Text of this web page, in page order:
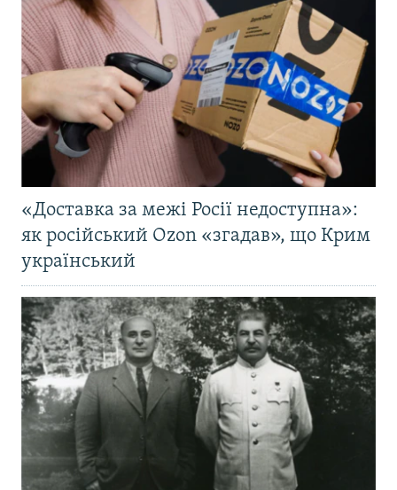
«Доставка за межі Росії недоступна»:
як російський Ozon «згадав», що Крим
український